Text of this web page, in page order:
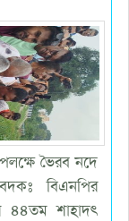
ভৈরব নদে
বিএনপির
৪৪তম শাহাদৎ